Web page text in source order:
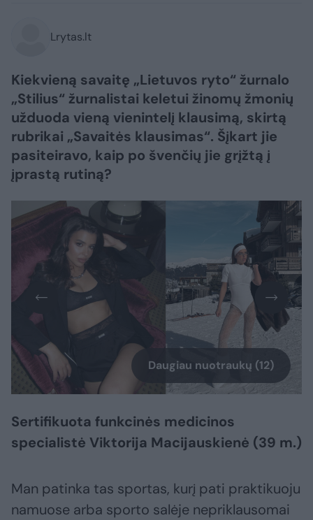
Lrytas.lt
Kiekvieną savaitę „Lietuvos ryto“ žurnalo
„Stilius“ žurnalistai keletui žinomų žmonių
užduoda vieną vienintelį klausimą, skirtą
rubrikai „Savaitės klausimas“. Šįkart jie
pasiteiravo, kaip po švenčių jie grįžtą į
įprastą rutiną?
Daugiau nuotraukų (12)
Sertifikuota funkcinės medicinos
specialistė Viktorija Macijauskienė (39 m.)
Man patinka tas sportas, kurį pati praktikuoju
namuose arba sporto salėje nepriklausomai